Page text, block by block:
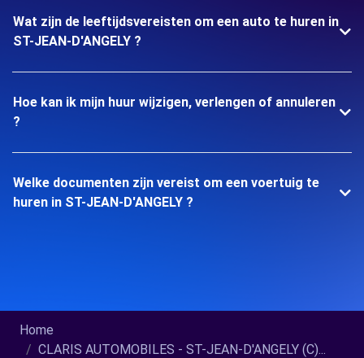
Wat zijn de leeftijdsvereisten om een auto te huren in
ST-JEAN-D'ANGELY ?
Hoe kan ik mijn huur wijzigen, verlengen of annuleren
?
Welke documenten zijn vereist om een voertuig te
huren in ST-JEAN-D'ANGELY ?
Home
CLARIS AUTOMOBILES - ST-JEAN-D'ANGELY (C)...